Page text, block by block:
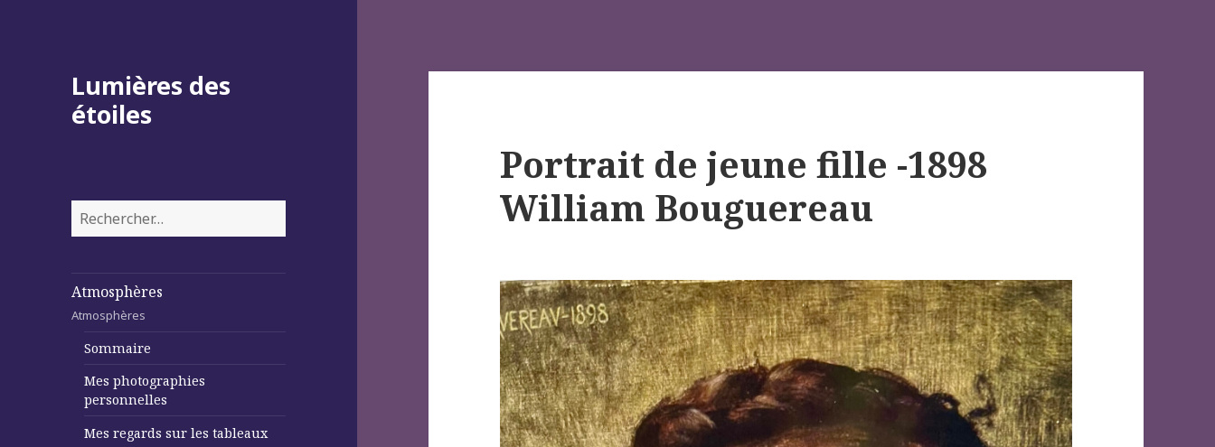
Lumières des
étoiles
Rechercher :
Atmosphères
Atmosphères
Sommaire
Mes photographies
personnelles
Mes regards sur les tableaux
Portrait de jeune fille -1898
William Bouguereau